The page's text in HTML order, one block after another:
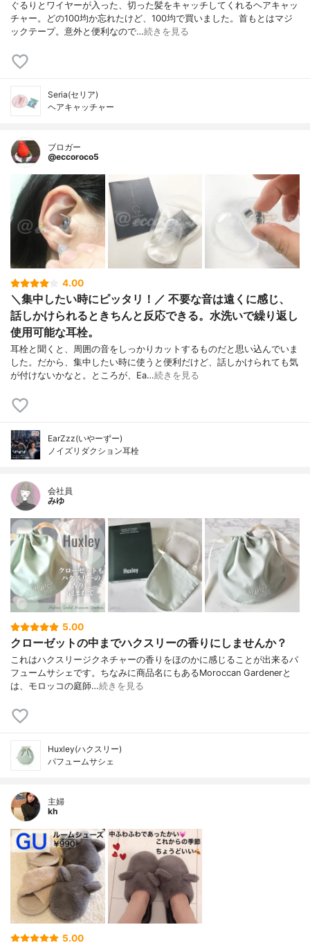
ぐるりとワイヤーが入った、切った髪をキャッチしてくれるヘアキャッ
チャー。どの100均か忘れたけど、100均で買いました。首もとはマジ
ックテープ。意外と便利なので…続きを見る
Seria(セリア)
ヘアキャッチャー
ブロガー
@eccoroco5
4.00
＼集中したい時にピッタリ！／ 不要な音は遠くに感じ、
話しかけられるときちんと反応できる。水洗いで繰り返し
使用可能な耳栓。
耳栓と聞くと、周囲の音をしっかりカットするものだと思い込んでいま
した。だから、集中したい時に使うと便利だけど、話しかけられても気
が付けないかなと。ところが、Ea…続きを見る
EarZzz(いやーずー)
ノイズリダクション耳栓
会社員
みゆ
5.00
クローゼットの中までハクスリーの香りにしませんか？
これはハクスリージクネチャーの香りをほのかに感じることが出来るパ
フュームサシェです。ちなみに商品名にもあるMoroccan Gardenerと
は、モロッコの庭師…続きを見る
Huxley(ハクスリー)
パフュームサシェ
主婦
kh
5.00